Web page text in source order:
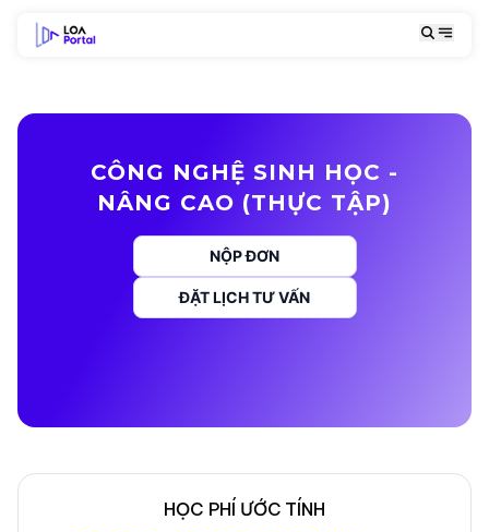
CÔNG NGHỆ SINH HỌC -
NÂNG CAO (THỰC TẬP)
NỘP ĐƠN
ĐẶT LỊCH TƯ VẤN
HỌC PHÍ ƯỚC TÍNH